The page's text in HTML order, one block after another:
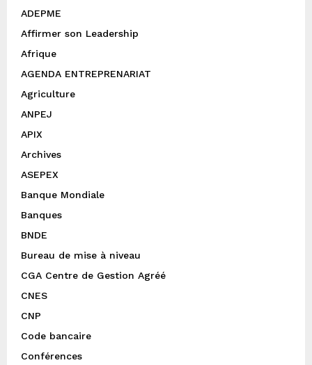
ADEPME
Affirmer son Leadership
Afrique
AGENDA ENTREPRENARIAT
Agriculture
ANPEJ
APIX
Archives
ASEPEX
Banque Mondiale
Banques
BNDE
Bureau de mise à niveau
CGA Centre de Gestion Agréé
CNES
CNP
Code bancaire
Conférences